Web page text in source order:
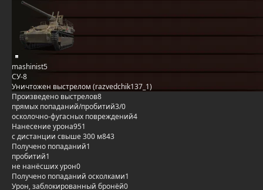
mashinist5
СУ-8
Уничтожен выстрелом (razvedchik137_1)
Произведено выстрелов8
прямых попаданий/пробитий3/0
осколочно-фугасных повреждений4
Нанесение урона951
с дистанции свыше 300 м843
Получено попаданий1
пробитий1
не нанёсших урон0
Получено попаданий осколками1
Урон, заблокированный бронёй0